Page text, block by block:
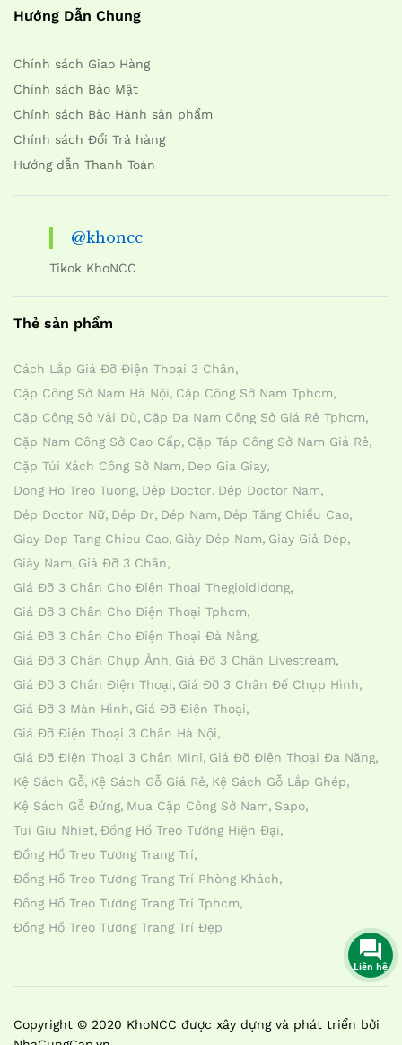
Hướng Dẫn Chung
Chính sách Giao Hàng
Chính sách Bảo Mật
Chính sách Bảo Hành sản phẩm
Chính sách Đổi Trả hàng
Hướng dẫn Thanh Toán
@khoncc
Tikok KhoNCC
Thẻ sản phẩm
Cách Lắp Giá Đỡ Điện Thoại 3 Chân
Cặp Công Sở Nam Hà Nội Cặp Công Sở Nam Tphcm
Cặp Công Sở Vải Dù Cặp Da Nam Công Sở Giá Rẻ Tphcm
Cặp Nam Công Sở Cao Cấp Cặp Táp Công Sở Nam Giá Rẻ
Cặp Túi Xách Công Sở Nam Dep Gia Giay
Dong Ho Treo Tuong Dép Doctor Dép Doctor Nam
Dép Doctor Nữ Dép Dr Dép Nam Dép Tăng Chiều Cao
Giay Dep Tang Chieu Cao Giày Dép Nam Giày Giả Dép
Giày Nam Giá Đỡ 3 Chân
Giá Đỡ 3 Chân Cho Điện Thoại Thegioididong
Giá Đỡ 3 Chân Cho Điện Thoại Tphcm
Giá Đỡ 3 Chân Cho Điện Thoại Đà Nẵng
Giá Đỡ 3 Chân Chụp Ảnh Giá Đỡ 3 Chân Livestream
Giá Đỡ 3 Chân Điện Thoại Giá Đỡ 3 Chân Đế Chụp Hình
Giá Đỡ 3 Màn Hình Giá Đỡ Điện Thoại
Giá Đỡ Điện Thoại 3 Chân Hà Nội
Giá Đỡ Điện Thoại 3 Chân Mini Giá Đỡ Điện Thoại Đa Năng
Kệ Sách Gỗ Kệ Sách Gỗ Giá Rẻ Kệ Sách Gỗ Lắp Ghép
Kệ Sách Gỗ Đứng Mua Cặp Công Sở Nam Sapo
Tui Giu Nhiet Đồng Hồ Treo Tường Hiện Đại
Đồng Hồ Treo Tường Trang Trí
Đồng Hồ Treo Tường Trang Trí Phòng Khách
Đồng Hồ Treo Tường Trang Trí Tphcm
Đồng Hồ Treo Tường Trang Trí Đẹp
Copyright © 2020 KhoNCC được xây dựng và phát triển bởi
Liên hệ